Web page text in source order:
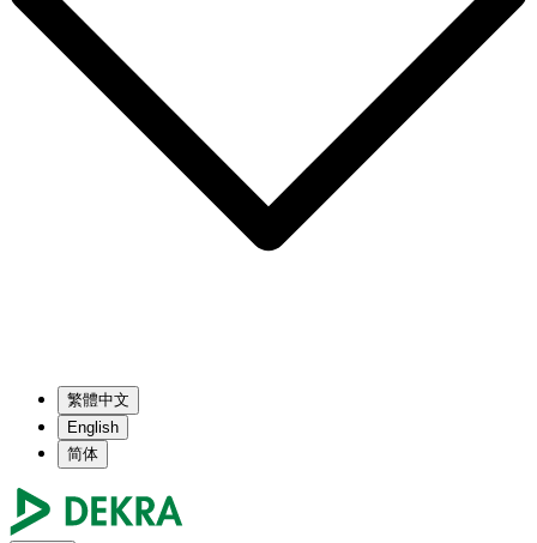
繁體中文
English
简体